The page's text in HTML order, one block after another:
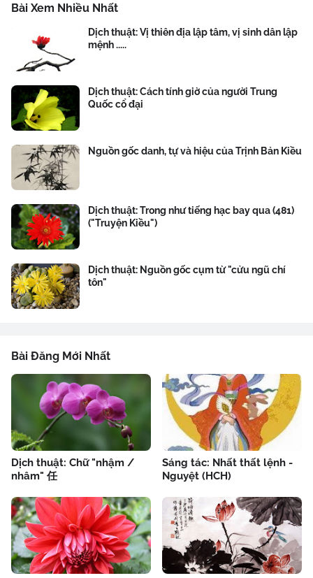
Bài Xem Nhiều Nhất
Dịch thuật: Vị thiên địa lập tâm, vị sinh dân lập
mệnh .....
Dịch thuật: Cách tính giờ của người Trung
Quốc cổ đại
Nguồn gốc danh, tự và hiệu của Trịnh Bản Kiều
Dịch thuật: Trong như tiếng hạc bay qua (481)
("Truyện Kiều")
Dịch thuật: Nguồn gốc cụm từ "cửu ngũ chí
tôn"
Bài Đăng Mới Nhất
Dịch thuật: Chữ "nhậm /
nhâm" 任
Sáng tác: Nhất thất lệnh -
Nguyệt (HCH)